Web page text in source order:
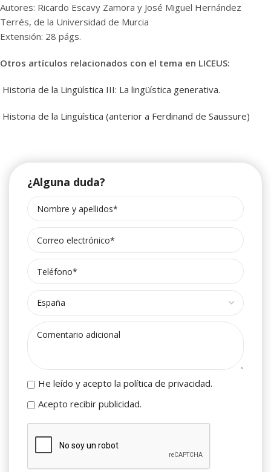
Autores: Ricardo Escavy Zamora y José Miguel Hernández
Terrés, de la Universidad de Murcia
Extensión: 28 págs.
Otros artículos relacionados con el tema en LICEUS:
Historia de la Lingüística III: La lingüística generativa.
Historia de la Lingüística (anterior a Ferdinand de Saussure)
¿Alguna duda?
He leído y acepto la política de privacidad.
Acepto recibir publicidad.